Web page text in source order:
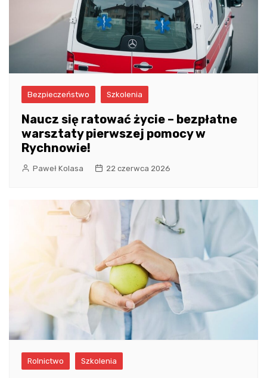
Bezpieczeństwo Szkolenia
Naucz się ratować życie – bezpłatne
warsztaty pierwszej pomocy w
Rychnowie!
Paweł Kolasa 22 czerwca 2026
Rolnictwo Szkolenia